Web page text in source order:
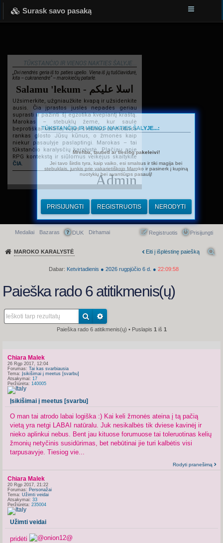
Surask savo pasaką
TŪKSTANČIO IR VIENOS NAKTIES ŠALYJE...
„Dvi nendrės geria iš to paties upelio. Viena iš jų tuščiavidurė,
kita – cukranendrė“ – marokiečių patarlė.
Salamu 'lekum - اسلا عليكم
Užsimerkite, užgniaužkite kvapą ir užsidenkite
ausis. Čia įprastos juslės nepadės geriau
suprasti ir pažinti šį egzotika kvepiantį kraštą.
Marokas – stebuklų žemė, kur saulė
beprotiškai kaitina, vėjas švelniau už motinos
rankas glosto Jūsų kūnus, o žmonės kaip
niekur pasaulyje paslaptingi. Marokas – tai
tūkstančio karalysčių karalystė. Plačiau apie
RPG kontekstą ir siūlomus veikėjus skaitykite
ČIA.
Admin
Greitasis meniu
Medaliai Bazaras DUK Dirhamai Prisijungti
Registruotis
MAROKO KARALYSTĖ Eiti į išplėstinę paiešką
Dabar: Ketvirtadienis ● 2026 rugpjūčio 6 d. ● 22:09:59
TŪKSTANČIO IR VIENOS NAKTIES ŠALYJE...:
Mrehba, tautieti ar tiesiog pakeleivi!
Jei tavo širdis tyra, kaip vaiko, esi smalsus ir tiki magija bei
stebuklais, junkis prie vakarietiškojo Maroko ir pasinerk į kupiną
nuotykių bei avantiūros pasaulį!
PRISIJUNGTI REGISTRUOTIS NERODYTI
Paieška rado 6 atitikmenis(ų)
Paieška rado 6 atitikmenis(ų) • Puslapis 1 iš 1
Chiara Malek
26 Rgp 2017, 12:04
Forumas: Tai kas svarbiausia
Tema:
Įsikišimai į meetus [svarbu]
Atsakymai: 17
Peržiūrėta: 140005
Įsikišimai į meetus [svarbu]
O man tai atrodo labai logiška :) Kai keli žmonės ateina į tą pačią
vietą yra netgi LABAI natūralu. Juk nesikalbės tik dviese kavinėj ir
nieko aplinkui nebus. Bent jau kituose forumuose tai toleruotinas kelių
žmonių netyčinis susidūrimas, bet nebūtinai jie turi kalbėtis visi
tarpusavyje. Tiesiog vie...
Rodyti pranešimą
Chiara Malek
20 Rgp 2017, 21:22
Forumas: Personažai
Tema: Užimti veidai
Atsakymai: 33
Peržiūrėta: 235004
Užimti veidai
pridėti